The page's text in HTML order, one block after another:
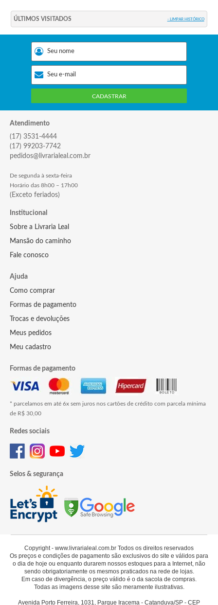
ÚLTIMOS VISITADOS - LIMPAR HISTÓRICO
CADASTRAR
Atendimento
(17) 3531-4444
(17) 99203-7742
pedidos@livrarialeal.com.br
De segunda à sexta-feira
Horário das 8h00 – 17h00
(Exceto feriados)
Institucional
Sobre a Livraria Leal
Mansão do caminho
Fale conosco
Ajuda
Como comprar
Formas de pagamento
Trocas e devoluções
Meus pedidos
Meu cadastro
Formas de pagamento
* parcelamos em até 6x sem juros nos cartões de crédito com parcela mínima
de R$ 30,00
Redes sociais
Selos & segurança
Copyright - www.livrarialeal.com.br Todos os direitos reservados
Os preços e condições de pagamento são exclusivos do site e válidos para
o dia de hoje ou enquanto durarem nossos estoques para a Internet, não
sendo obrigatoriamente os mesmos praticados na rede de lojas.
Em caso de divergência, o preço válido é o da sacola de compras.
Todas as imagens desse site são meramente ilustrativas.
Avenida Porto Ferreira, 1031, Parque Iracema - Catanduva/SP - CEP